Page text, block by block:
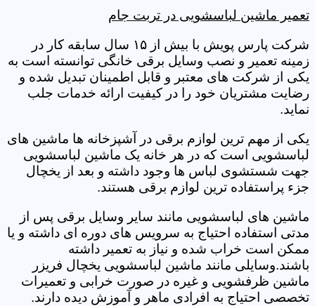
تعمیر ماشین لباسشویی در تربت جام
شرکت پارس پویش با بیش از ۱۵ سال سابقه کار در
زمینه تعمیر و نصب وسایل برقی خانگی توانسته است به
یکی از شرکت های معتبر و قابل اطمینان تبدیل شده و
رضایت مشتریان خود را در کیفیت ارائه خدمات جلب
نماید.
یکی از مهم ترین لوازم برقی در آشپزخانه ها ماشین های
لباسشویی است که در هر خانه یک ماشین لباسشویی
جهت شستشوی لباس ها وجود داشته و بعد از یخچال
جزء پراستفاده ترین لوازم برقی هستند.
ماشین های لباسشویی مانند سایر وسایل برقی پس از
مدتی استفاده احتیاج به سرویس های دوره ای داشته و یا
ممکن است خراب شده و نیاز به تعمیر داشته
باشند.وسایلی مانند ماشین لباسشویی یخچال فریزر
ماشین ظرفشویی و غیره در صورت خرابی و تعمیرات
تخصصی احتیاج به افرادی ماهر و آموزش دیده دارند.